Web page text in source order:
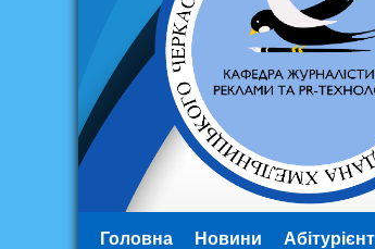
Головна Новини